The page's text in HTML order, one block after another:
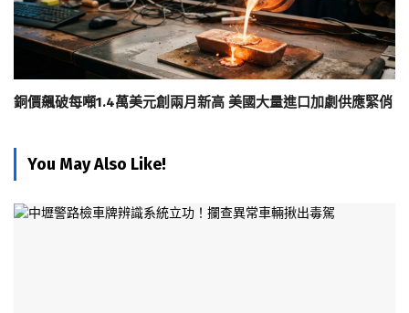
銅價飆破每噸1.4萬美元創兩月新高 美國大量進口加劇供應緊俏
You May Also Like!